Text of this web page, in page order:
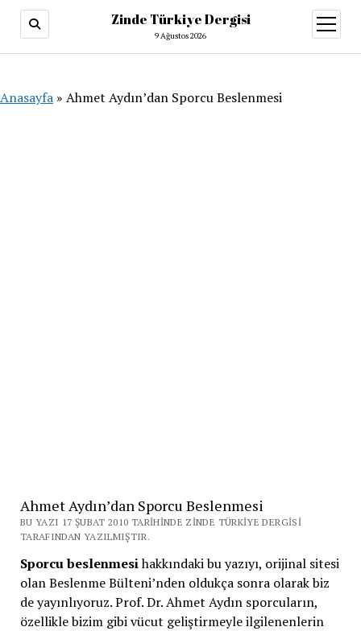
Zinde Türkiye Dergisi
9 Ağustos 2026
aç
Anasayfa » Ahmet Aydın’dan Sporcu Beslenmesi
Ahmet Aydın’dan Sporcu Beslenmesi
BU YAZI 17 ŞUBAT 2010 TARIHINDE ZINDE TÜRKIYE DERGISI
TARAFINDAN YAZILMIŞTIR.
Sporcu beslenmesihakkındaki bu yazıyı, orijinal sitesi
olan Beslenme Bülteni’nden oldukça sonra olarak biz
de yayınlıyoruz. Prof. Dr. Ahmet Aydın sporcuların,
özellikle bizim gibi vücut geliştirmeyle ilgilenenlerin